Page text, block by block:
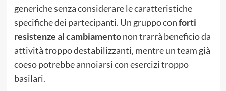
generiche senza considerare le caratteristiche
specifiche dei partecipanti. Un gruppo conforti
resistenze al cambiamentonon trarrà beneficio da
attività troppo destabilizzanti, mentre un team già
coeso potrebbe annoiarsi con esercizi troppo
basilari.